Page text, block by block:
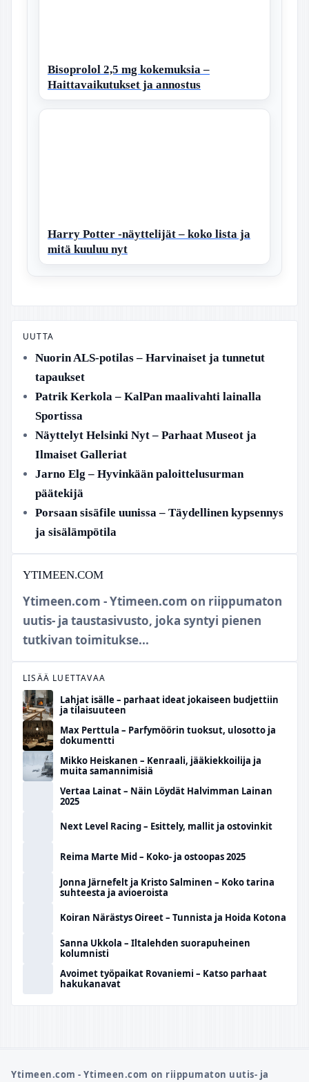
Bisoprolol 2,5 mg kokemuksia –
Haittavaikutukset ja annostus
Harry Potter -näyttelijät – koko lista ja
mitä kuuluu nyt
UUTTA
Nuorin ALS-potilas – Harvinaiset ja tunnetut
tapaukset
Patrik Kerkola – KalPan maalivahti lainalla
Sportissa
Näyttelyt Helsinki Nyt – Parhaat Museot ja
Ilmaiset Galleriat
Jarno Elg – Hyvinkään paloittelusurman
päätekijä
Porsaan sisäfile uunissa – Täydellinen kypsennys
ja sisälämpötila
YTIMEEN.COM
Ytimeen.com - Ytimeen.com on riippumaton
uutis- ja taustasivusto, joka syntyi pienen
tutkivan toimitukse...
LISÄÄ LUETTAVAA
Lahjat isälle – parhaat ideat jokaiseen budjettiin
ja tilaisuuteen
Max Perttula – Parfymöörin tuoksut, ulosotto ja
dokumentti
Mikko Heiskanen – Kenraali, jääkiekkoilija ja
muita samannimisiä
Vertaa Lainat – Näin Löydät Halvimman Lainan
2025
Next Level Racing – Esittely, mallit ja ostovinkit
Reima Marte Mid – Koko- ja ostoopas 2025
Jonna Järnefelt ja Kristo Salminen – Koko tarina
suhteesta ja avioeroista
Koiran Närästys Oireet – Tunnista ja Hoida Kotona
Sanna Ukkola – Iltalehden suorapuheinen
kolumnisti
Avoimet työpaikat Rovaniemi – Katso parhaat
hakukanavat
Ytimeen.com - Ytimeen.com on riippumaton uutis- ja